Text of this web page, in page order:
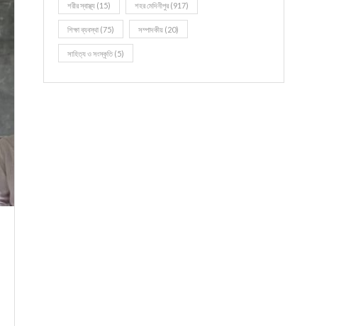
শরীর স্বাস্থ্য (15) শহর মেদিনীপুর (917)
শিক্ষা ব্যবস্থা (75) সম্পাদকীয় (20)
সাহিত্য ও সংস্কৃতি(5)